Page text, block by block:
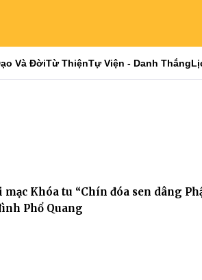
Và ĐờiTừ ThiệnTự Viện - Danh Thắng
mạc Khóa tu “Chín đóa sen dâng
Phổ Quang